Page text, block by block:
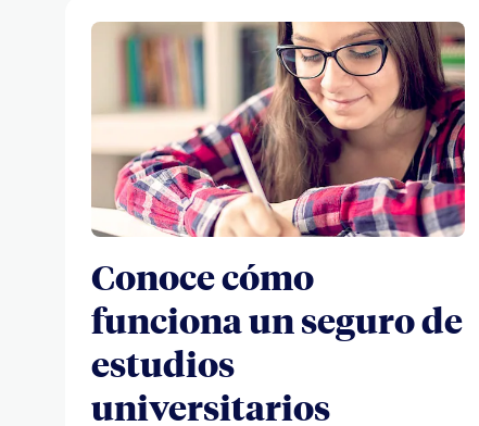
Conoce cómo
funciona un seguro de
estudios
universitarios